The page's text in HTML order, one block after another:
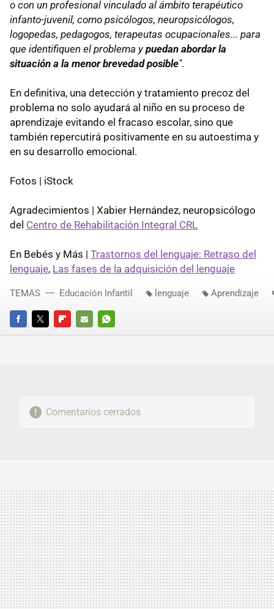
o con un profesional vinculado al ámbito terapéutico
infanto-juvenil, como psicólogos, neuropsicólogos,
logopedas, pedagogos, terapeutas ocupacionales... para
que identifiquen el problema ypuedan abordar la
situación a la menor brevedad posible".
En definitiva, una detección y tratamiento precoz del
problema no solo ayudará al niño en su proceso de
aprendizaje evitando el fracaso escolar, sino que
también repercutirá positivamente en su autoestima y
en su desarrollo emocional.
Fotos | iStock
Agradecimientos | Xabier Hernández, neuropsicólogo
del Centro de Rehabilitación Integral CRL
En Bebés y Más | Trastornos del lenguaje: Retraso del
lenguaje, Las fases de la adquisición del lenguaje
FACEBOOKTWITTERFLIPBOARD
E-
WHATSAPP
TEMAS Educación Infantil lenguaje Aprendizaje
Comentarios cerrados